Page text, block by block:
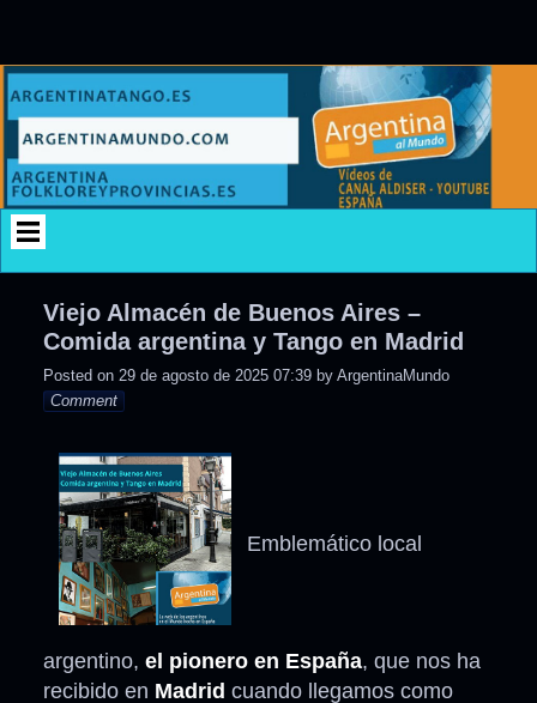
content
Viejo Almacén de Buenos Aires –
Comida argentina y Tango en Madrid
Posted on 29 de agosto de 2025 07:39 by ArgentinaMundo
Comment
Emblemático local
argentino, el pionero en España, que nos ha
recibido en Madrid cuando llegamos como